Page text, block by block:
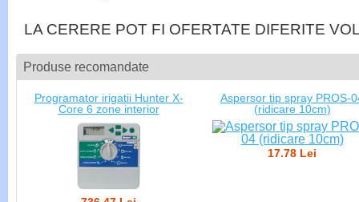
LA CERERE POT FI OFERTATE DIFERITE
Produse recomandate
Programator irigatii Hunter X-
Core 6 zone interior
Aspersor tip spray PROS-
(ridicare 10cm)
17.78 Lei